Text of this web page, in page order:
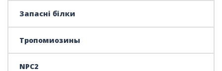
Запасні білки
Тропомиозины
NPC2